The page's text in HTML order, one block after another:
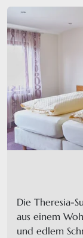
Die Theresia-
aus einem
und edlem